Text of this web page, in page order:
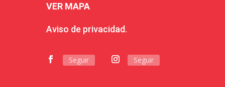
VER MAPA
Aviso de privacidad.
Seguir Seguir